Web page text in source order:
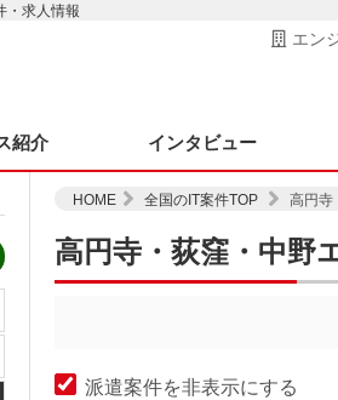
・求人情報
エン
紹介 インタビュー
HOME 全国のIT案件TOP 高円寺
高円寺・荻窪・中野
派遣案件を非表示にする